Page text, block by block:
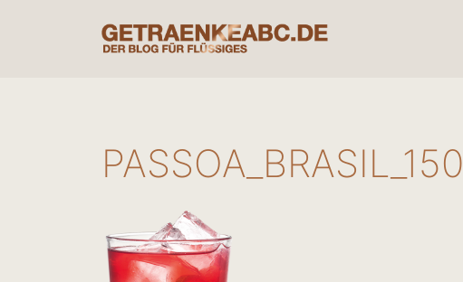
PASSOA_BRASIL_150